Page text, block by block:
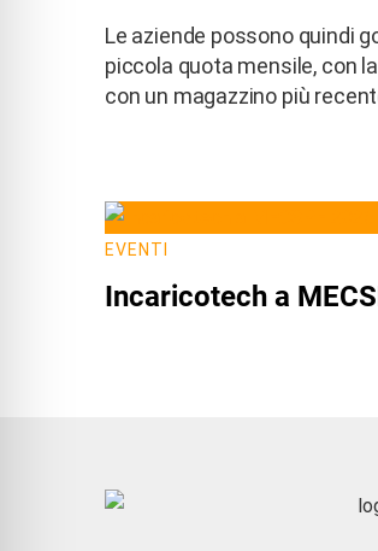
Le aziende possono quindi
piccola quota mensile, con
con un magazzino più
EVENTI
Incaricotech a